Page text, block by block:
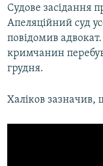
Судове засідання
Апеляційний суд
повідомив
кримчанин
грудня.
Халіков зазначив,